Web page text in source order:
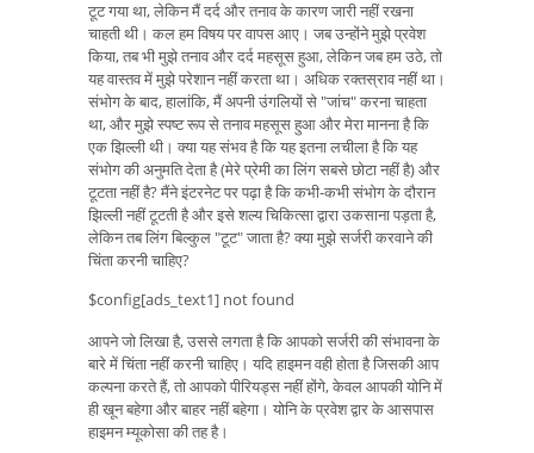
टूट गया था, लेकिन मैं दर्द और तनाव के कारण जारी नहीं रखना
चाहती थी। कल हम विषय पर वापस आए। जब उन्होंने मुझे प्रवेश
किया, तब भी मुझे तनाव और दर्द महसूस हुआ, लेकिन जब हम उठे, तो
यह वास्तव में मुझे परेशान नहीं करता था। अधिक रक्तस्राव नहीं था।
संभोग के बाद, हालांकि, मैं अपनी उंगलियों से "जांच" करना चाहता
था, और मुझे स्पष्ट रूप से तनाव महसूस हुआ और मेरा मानना ​​है कि
एक झिल्ली थी। क्या यह संभव है कि यह इतना लचीला है कि यह
संभोग की अनुमति देता है (मेरे प्रेमी का लिंग सबसे छोटा नहीं है) और
टूटता नहीं है? मैंने इंटरनेट पर पढ़ा है कि कभी-कभी संभोग के दौरान
झिल्ली नहीं टूटती है और इसे शल्य चिकित्सा द्वारा उकसाना पड़ता है,
लेकिन तब लिंग बिल्कुल "टूट" जाता है? क्या मुझे सर्जरी करवाने की
चिंता करनी चाहिए?
$config[ads_text1] not found
आपने जो लिखा है, उससे लगता है कि आपको सर्जरी की संभावना के
बारे में चिंता नहीं करनी चाहिए। यदि हाइमन वही होता है जिसकी आप
कल्पना करते हैं, तो आपको पीरियड्स नहीं होंगे, केवल आपकी योनि में
ही खून बहेगा और बाहर नहीं बहेगा। योनि के प्रवेश द्वार के आसपास
हाइमन म्यूकोसा की तह है।